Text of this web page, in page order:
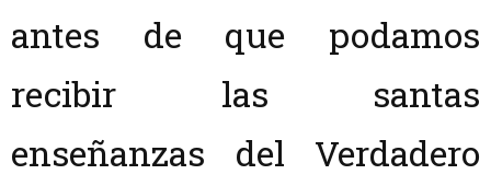
antes de que podamos
recibir las santas
enseñanzas del Verdadero